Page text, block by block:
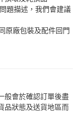
題描述，我們會建議
原廠包裝及配件回門
般會於確認訂單後盡
品狀態及送貨地區而